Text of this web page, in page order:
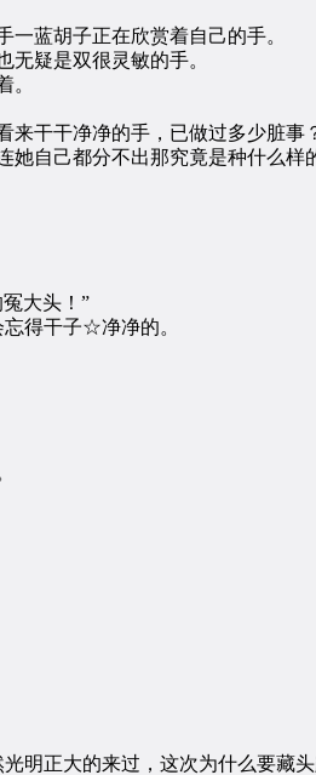
蓝胡子正在欣赏着自己的手。
疑是双很灵敏的手。
。
干净净的手，已做过多少脏事
自己都分不出那究竟是种什么样
大头！”
得干子☆净净的。
明正大的来过，这次为什么要藏